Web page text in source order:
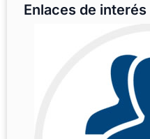
Enlaces de interés